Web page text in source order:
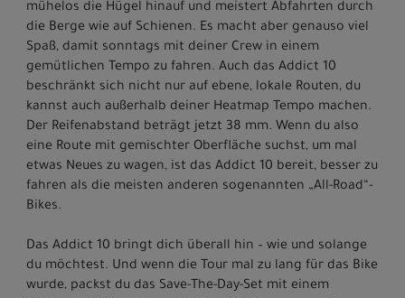
mühelos die Hügel hinauf und meistert Abfahrten durch
die Berge wie auf Schienen. Es macht aber genauso viel
Spaß, damit sonntags mit deiner Crew in einem
gemütlichen Tempo zu fahren. Auch das Addict 10
beschränkt sich nicht nur auf ebene, lokale Routen, du
kannst auch außerhalb deiner Heatmap Tempo machen.
Der Reifenabstand beträgt jetzt 38 mm. Wenn du also
eine Route mit gemischter Oberfläche suchst, um mal
etwas Neues zu wagen, ist das Addict 10 bereit, besser zu
fahren als die meisten anderen sogenannten „All-Road“-
Bikes.
Das Addict 10 bringt dich überall hin – wie und solange
du möchtest. Und wenn die Tour mal zu lang für das Bike
wurde, packst du das Save-The-Day-Set mit einem